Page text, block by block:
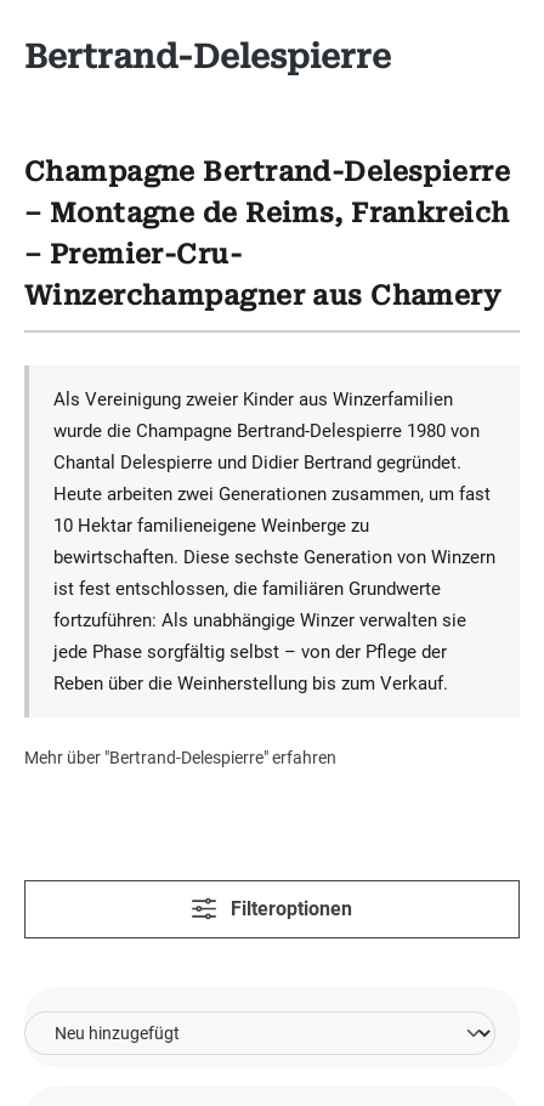
Bertrand-Delespierre
Champagne Bertrand-Delespierre
– Montagne de Reims, Frankreich
– Premier-Cru-
Winzerchampagner aus Chamery
Als Vereinigung zweier Kinder aus Winzerfamilien
wurde die Champagne Bertrand-Delespierre 1980 von
Chantal Delespierre und Didier Bertrand gegründet.
Heute arbeiten zwei Generationen zusammen, um fast
10 Hektar familieneigene Weinberge zu
bewirtschaften. Diese sechste Generation von Winzern
ist fest entschlossen, die familiären Grundwerte
fortzuführen: Als unabhängige Winzer verwalten sie
jede Phase sorgfältig selbst – von der Pflege der
Reben über die Weinherstellung bis zum Verkauf.
Mehr über "Bertrand-Delespierre" erfahren
Filteroptionen